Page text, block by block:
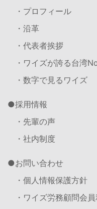
・プロフィール
・沿革
・代表者挨拶
・ワイズが誇る台湾
・数字で見るワイズ
採用情報
・先輩の声
・社内制度
お問い合わせ
・個人情報保護方針
・ワイズ労務顧問会